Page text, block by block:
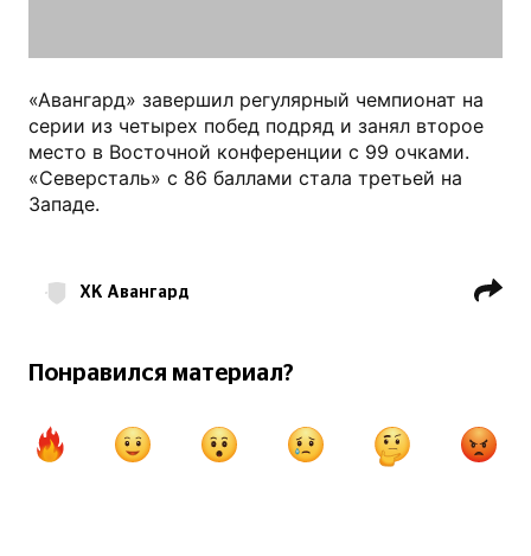
«Авангард» завершил регулярный чемпионат на
серии из четырех побед подряд и занял второе
место в Восточной конференции с 99 очками.
«Северсталь» с 86 баллами стала третьей на
Западе.
ХК Авангард
Майкл Маклауд КХЛ
Понравился материал?